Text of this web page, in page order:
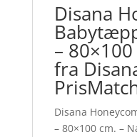
Disana
–
fra
Disana
– 80×100 cm. –